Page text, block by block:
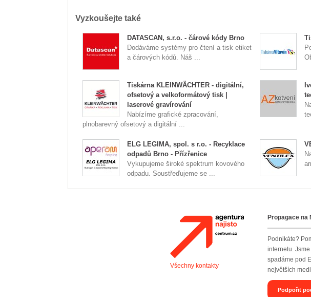
Vyzkoušejte také
DATASCAN, s.r.o. - čárové kódy Brno
Dodáváme systémy pro čtení a tisk etiket
a čárových kódů. Náš ...
Tiskárna KLEINWÄCHTER - digitální,
ofsetový a velkoformátový tisk |
laserové gravírování
Nabízíme grafické zpracování,
plnobarevný ofsetový a digitální ...
ELG LEGIMA, spol. s r.o. - Recyklace
odpadů Brno - Přízřenice
Vykupujeme široké spektrum kovového
odpadu. Soustřeďujeme se ...
Agentura Najisto
Všechny kontakty
Propagace na
Podnikáte?
internetu.
spadáme pod
největších
Podpořit